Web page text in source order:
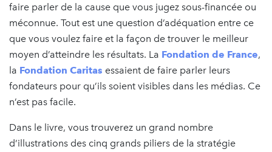
faire parler de la cause que vous jugez sous-financée ou
méconnue. Tout est une question d’adéquation entre ce
que vous voulez faire et la façon de trouver le meilleur
moyen d’atteindre les résultats. La Fondation de France,
la Fondation Caritas essaient de faire parler leurs
fondateurs pour qu’ils soient visibles dans les médias. Ce
n’est pas facile.
Dans le livre, vous trouverez un grand nombre
d’illustrations des cinq grands piliers de la stratégie